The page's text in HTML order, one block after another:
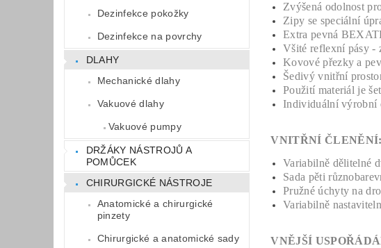
Dezinfekce pokožky
Dezinfekce na povrchy
DLAHY
Mechanické dlahy
Vakuové dlahy
Vakuové pumpy
DRŽÁKY NÁSTROJŮ A
POMŮCEK
CHIRURGICKÉ NÁSTROJE
Anatomické a chirurgické
pinzety
Chirurgické a anatomické sady
Zvýšená odolnost
Zipy se speciální
Extra pevná
Všité reflexní pásy -
Kovové přezky a
Šedivý vnitřní
Použití materiál je
Individuální výrobní
VNITŘNÍ ČLENĚNÍ:
Variabilně dělitelné
Sada pěti
Pružné úchyty na
Variabilně
VNĚJŠÍ